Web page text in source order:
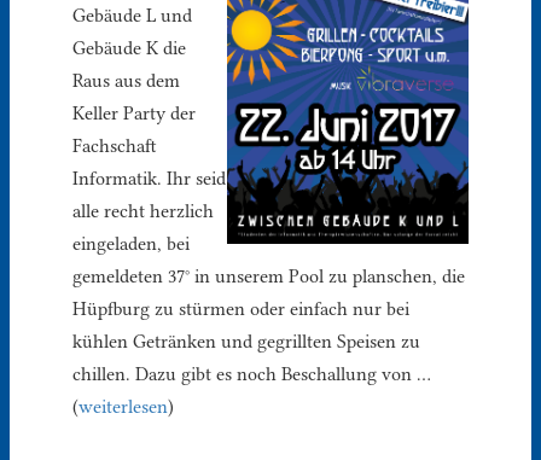
Gebäude L und
Gebäude K die
Raus aus dem
Keller Party der
Fachschaft
Informatik. Ihr seid
alle recht herzlich
eingeladen, bei
gemeldeten 37° in unserem Pool zu planschen, die
Hüpfburg zu stürmen oder einfach nur bei
kühlen Getränken und gegrillten Speisen zu
chillen. Dazu gibt es noch Beschallung von …
(weiterlesen)